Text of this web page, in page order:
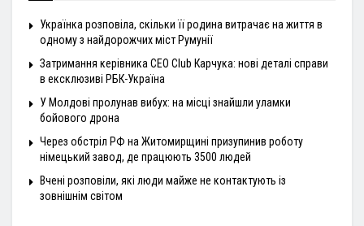
Українка розповіла, скільки її родина витрачає на життя в
одному з найдорожчих міст Румунії
Затримання керівника CEO Club Карчука: нові деталі справи
в ексклюзиві РБК-Україна
У Молдові пролунав вибух: на місці знайшли уламки
бойового дрона
Через обстріл РФ на Житомирщині призупинив роботу
німецький завод, де працюють 3500 людей
Вчені розповіли, які люди майже не контактують із
зовнішнім світом